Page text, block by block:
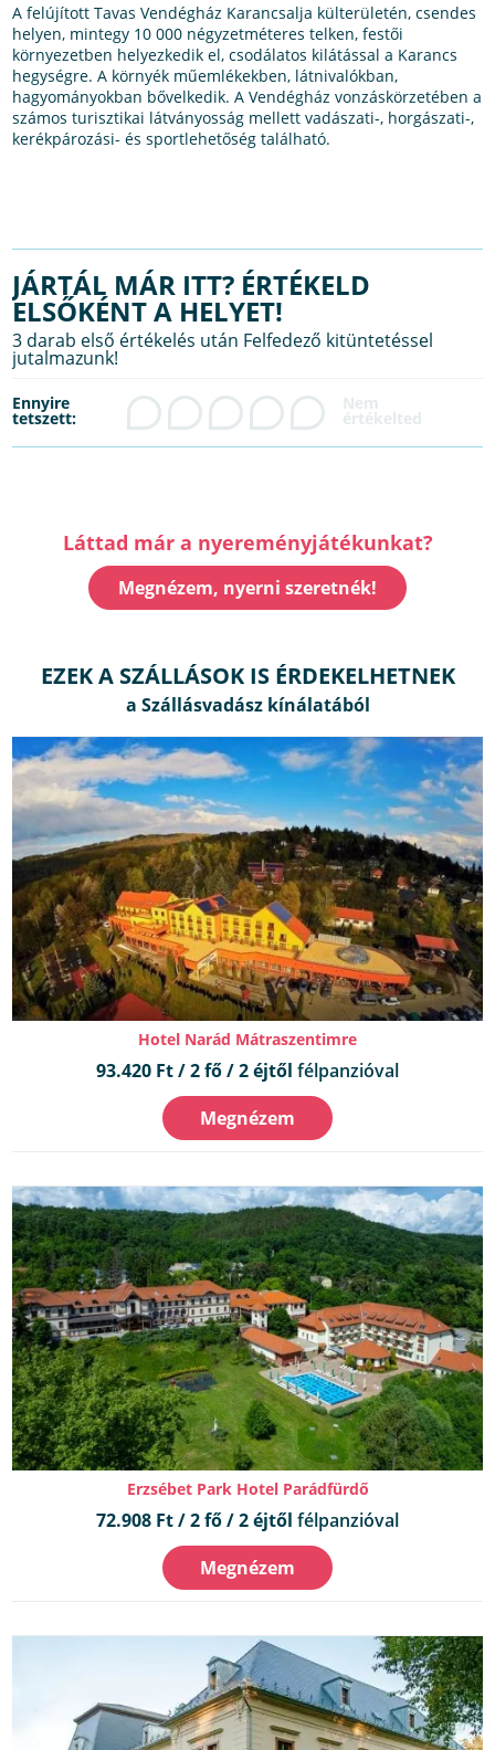
A felújított Tavas Vendégház Karancsalja külterületén, csendes
helyen, mintegy 10 000 négyzetméteres telken, festői
környezetben helyezkedik el, csodálatos kilátással a Karancs
hegységre. A környék műemlékekben, látnivalókban,
hagyományokban bővelkedik. A Vendégház vonzáskörzetében a
számos turisztikai látványosság mellett vadászati-, horgászati-,
kerékpározási- és sportlehetőség található.
JÁRTÁL MÁR ITT? ÉRTÉKELD
ELSŐKÉNT A HELYET!
3 darab első értékelés után Felfedező kitüntetéssel
jutalmazunk!
Ennyire
tetszett:
Láttad már a nyereményjátékunkat?
Megnézem, nyerni szeretnék!
EZEK A SZÁLLÁSOK IS ÉRDEKELHETNEK
Hotel Narád Mátraszentimre
93.420 Ft / 2 fő / 2 éjtől félpanzióval
Megnézem
Erzsébet Park Hotel Parádfürdő
72.908 Ft / 2 fő / 2 éjtől félpanzióval
Megnézem